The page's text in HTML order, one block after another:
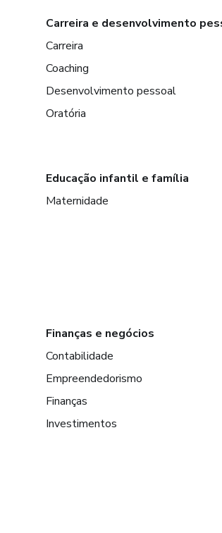
Carreira e desenvolvimento
Carreira
Coaching
Desenvolvimento pessoal
Oratória
Educação infantil e família
Maternidade
Finanças e negócios
Contabilidade
Empreendedorismo
Finanças
Investimentos